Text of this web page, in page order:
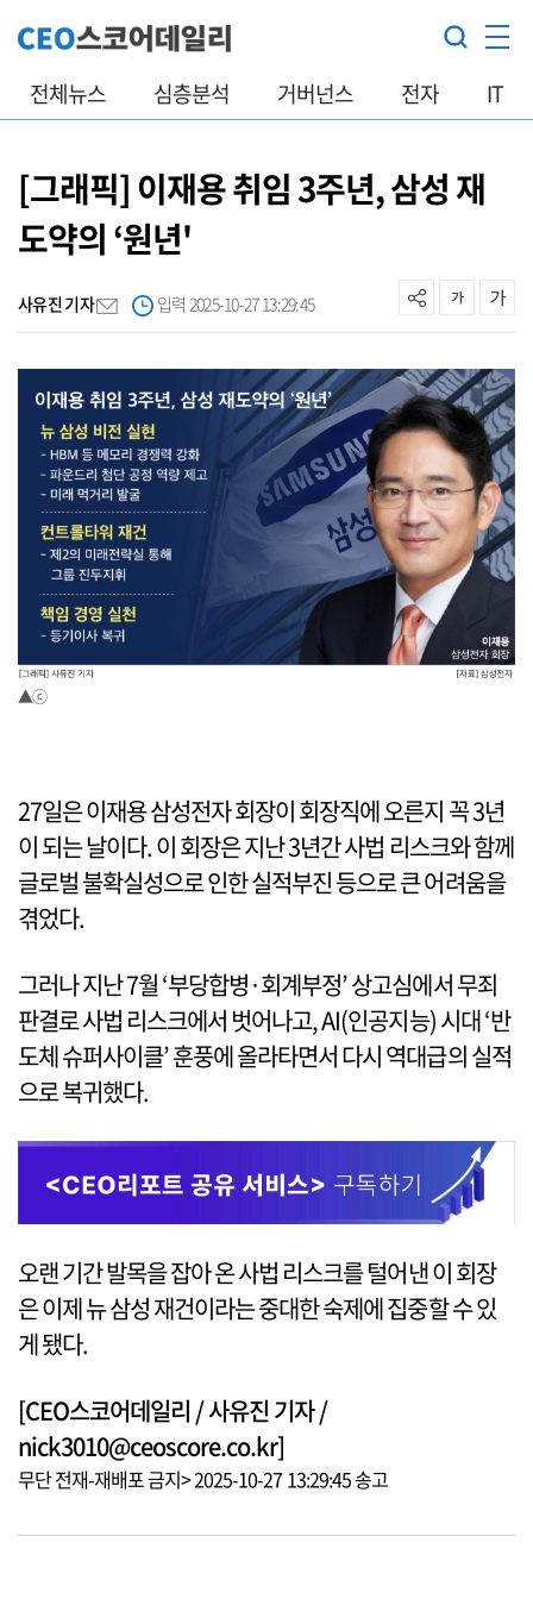
전체뉴스 심층분석 거버넌스 전자 IT
[그래픽] 이재용 취임 3주년, 삼성 재
도약의 ‘원년'
사유진 기자 입력 2025-10-27 13:29:45
▲ⓒ
27일은 이재용 삼성전자 회장이 회장직에 오른지 꼭 3년
이 되는 날이다. 이 회장은 지난 3년간 사법 리스크와 함께
글로벌 불확실성으로 인한 실적부진 등으로 큰 어려움을
겪었다.
그러나 지난 7월 ‘부당합병·회계부정’ 상고심에서 무죄
판결로 사법 리스크에서 벗어나고, AI(인공지능) 시대 ‘반
도체 슈퍼사이클’ 훈풍에 올라타면서 다시 역대급의 실적
으로 복귀했다.
오랜 기간 발목을 잡아 온 사법 리스크를 털어낸 이 회장
은 이제 뉴 삼성 재건이라는 중대한 숙제에 집중할 수 있
게 됐다.
[CEO스코어데일리 / 사유진 기자 /
nick3010@ceoscore.co.kr]
무단 전재-재배포 금지> 2025-10-27 13:29:45 송고